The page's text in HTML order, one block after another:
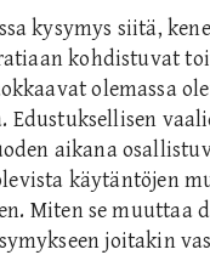
kysymys siitä,
kohdistuvat
olemassa
Edustuksellisen
aikana
käytäntöjen
Miten se muuttaa
joitakin